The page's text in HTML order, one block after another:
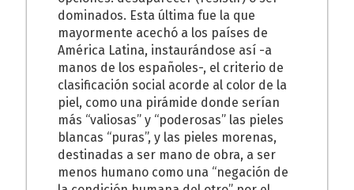
dominados. Esta última fue la que
mayormente acechó a los países de
América Latina, instaurándose así -a
manos de los españoles-, el criterio de
clasificación social acorde al color de la
piel, como una pirámide donde serían
más “valiosas” y “poderosas” las pieles
blancas “puras”, y las pieles morenas,
destinadas a ser mano de obra, a ser
menos humano como una “negación de